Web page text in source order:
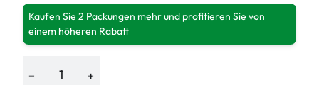
Kaufen Sie 2 Packungen mehr und profitieren Sie von
einem höheren Rabatt
− +